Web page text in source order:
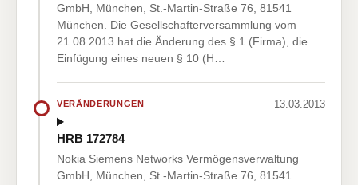
GmbH, München, St.-Martin-Straße 76, 81541
München. Die Gesellschafterversammlung vom
21.08.2013 hat die Änderung des § 1 (Firma), die
Einfügung eines neuen § 10 (H…
VERÄNDERUNGEN 13.03.2013
HRB 172784
Nokia Siemens Networks Vermögensverwaltung
GmbH, München, St.-Martin-Straße 76, 81541